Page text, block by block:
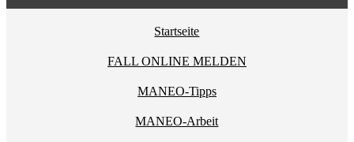
Startseite
FALL ONLINE MELDEN
MANEO-Tipps
MANEO-Arbeit